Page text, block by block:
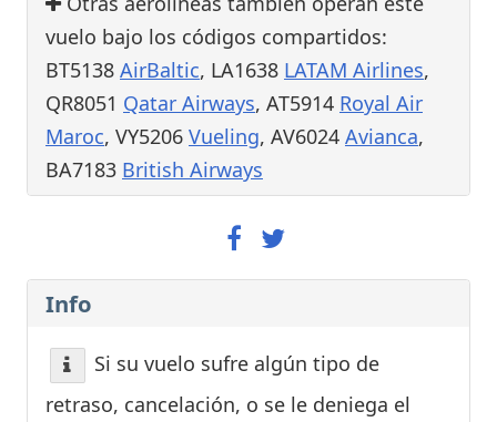
vuelo bajo los códigos compartidos:
BT5138 AirBaltic, LA1638 LATAM Airlines,
QR8051 Qatar Airways, AT5914 Royal Air
Maroc, VY5206 Vueling, AV6024 Avianca,
BA7183 British Airways
Info
Si su vuelo sufre algún tipo de
retraso, cancelación, o se le deniega el